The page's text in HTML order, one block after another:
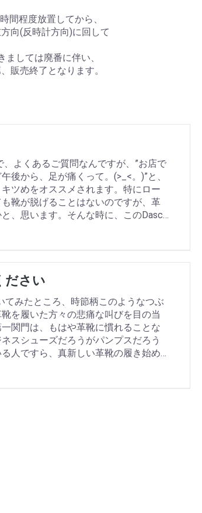
間程度放置してから、
向(反時計方向)に回して
しては廃番に伴い、
販売終了となります。
よくあるご質問なんですが、”お店で
後から、足が痛くって。(>_<。)”と、
ツめをオススメされます。特にロー
靴が脱げることはないのですが、革
、思います。そんな時に、このDasco
ださい
みたところ、時節柄このようなつぶ
を履いた方々の悲痛な叫びを目の当
関門は、もはや革靴に慣れることな
スシューズだろうがパンプスだろう
人ですら、真新しい革靴の履き始め
ドでない限り、市販されている革靴
いのです。